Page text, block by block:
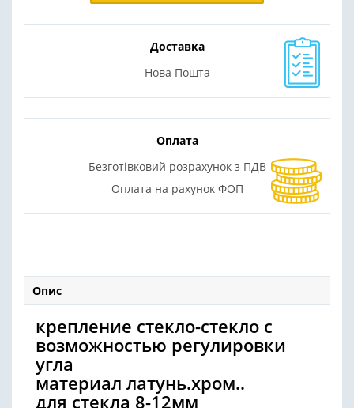
Доставка
Нова Пошта
Оплата
Безготівковий розрахунок з ПДВ
Оплата на рахунок ФОП
Опис
крепление стекло-стекло с
возможностью регулировки
угла
материал латунь.хром..
для стекла 8-12мм